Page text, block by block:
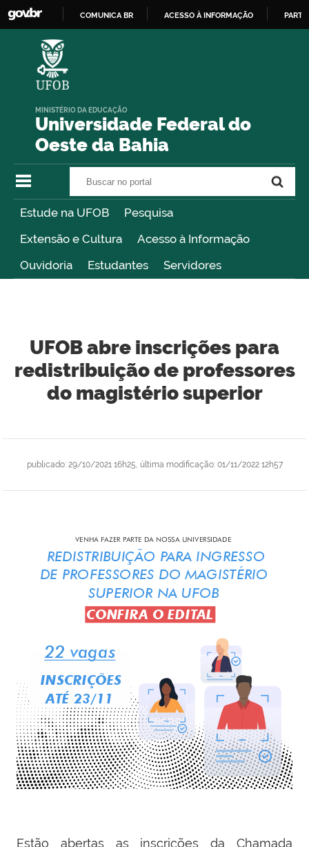
COMUNICA BR ACESSO À INFORMAÇÃO
Universidade Federal do
Oeste da Bahia
MINISTÉRIO DA EDUCAÇÃO
Estude na UFOB
Pesquisa
Extensão e Cultura
Acesso à Informação
Ouvidoria
Estudantes Servidores
UFOB abre inscrições para
redistribuição de professores
do magistério superior
publicado: 29/10/2021 16h25 última modificação: 01/11/2022 12h57
Estão abertas as inscrições da Chamada